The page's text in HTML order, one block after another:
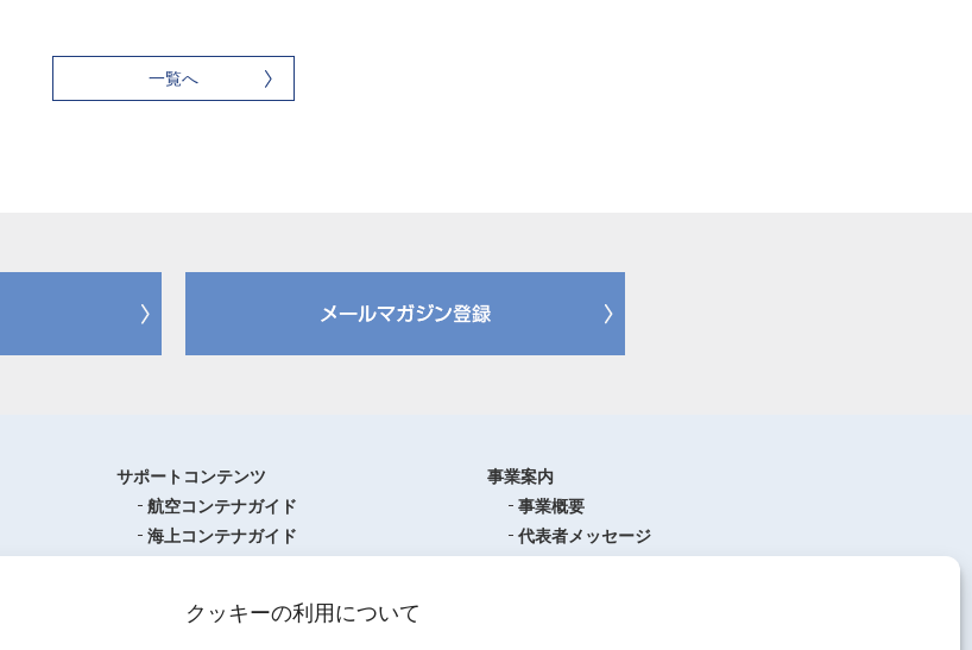
クッキーの利用について
一覧へ
サポートコンテンツ
航空コンテナガイド
海上コンテナガイド
物流関係用語集（一覧・詳細）
事業案内
事業概要
代表者メッセージ